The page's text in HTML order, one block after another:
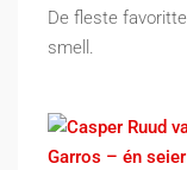
De fleste
smell.